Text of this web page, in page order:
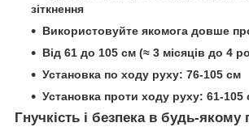
зіткнення
Використовуйте якомога довше
Від 61 до 105 см (≈ 3 місяців до 4
Установка по ходу руху: 76-105 см
Установка проти ходу руху: 61-105
Гнучкість і безпека в будь-якому